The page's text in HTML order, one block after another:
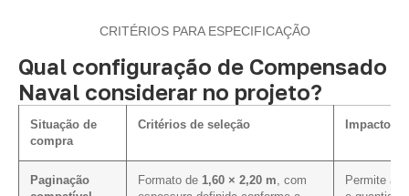
CRITÉRIOS PARA ESPECIFICAÇÃO
Qual configuração de Compensado
Naval considerar no projeto?
Situação de
compra
Critérios de seleção Impacto
Paginação
Formato de 1,60 × 2,20 m , com
Permite